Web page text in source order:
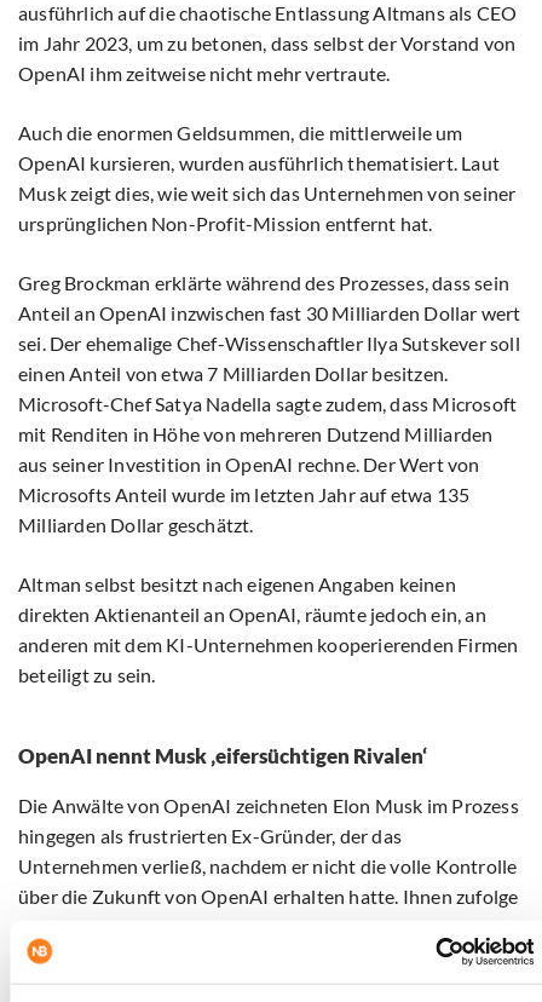
ausführlich auf die chaotische Entlassung Altmans als CEO
im Jahr 2023, um zu betonen, dass selbst der Vorstand von
OpenAI ihm zeitweise nicht mehr vertraute.
Auch die enormen Geldsummen, die mittlerweile um
OpenAI kursieren, wurden ausführlich thematisiert. Laut
Musk zeigt dies, wie weit sich das Unternehmen von seiner
ursprünglichen Non-Profit-Mission entfernt hat.
Greg Brockman erklärte während des Prozesses, dass sein
Anteil an OpenAI inzwischen fast 30 Milliarden Dollar wert
sei. Der ehemalige Chef-Wissenschaftler Ilya Sutskever soll
einen Anteil von etwa 7 Milliarden Dollar besitzen.
Microsoft-Chef Satya Nadella sagte zudem, dass Microsoft
mit Renditen in Höhe von mehreren Dutzend Milliarden
aus seiner Investition in OpenAI rechne. Der Wert von
Microsofts Anteil wurde im letzten Jahr auf etwa 135
Milliarden Dollar geschätzt.
Altman selbst besitzt nach eigenen Angaben keinen
direkten Aktienanteil an OpenAI, räumte jedoch ein, an
anderen mit dem KI-Unternehmen kooperierenden Firmen
beteiligt zu sein.
OpenAI nennt Musk ‚eifersüchtigen Rivalen‘
Die Anwälte von OpenAI zeichneten Elon Musk im Prozess
hingegen als frustrierten Ex-Gründer, der das
Unternehmen verließ, nachdem er nicht die volle Kontrolle
über die Zukunft von OpenAI erhalten hatte. Ihnen zufolge
einem Konkurrenten, indem er sein eigenes KI-
Unternehmen xAI gründete.